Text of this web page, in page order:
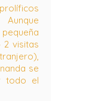
2 visitas
se
todo el